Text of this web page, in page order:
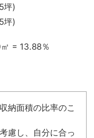
)
)
= 13.88％
納面積の比率のこ
慮し、自分に合っ